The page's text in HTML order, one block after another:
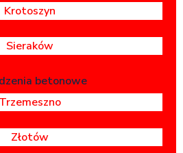
Krotoszyn
Sieraków
betonowe
Trzemeszno
Złotów